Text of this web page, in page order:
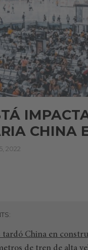
CHINA
2022
tardó China en